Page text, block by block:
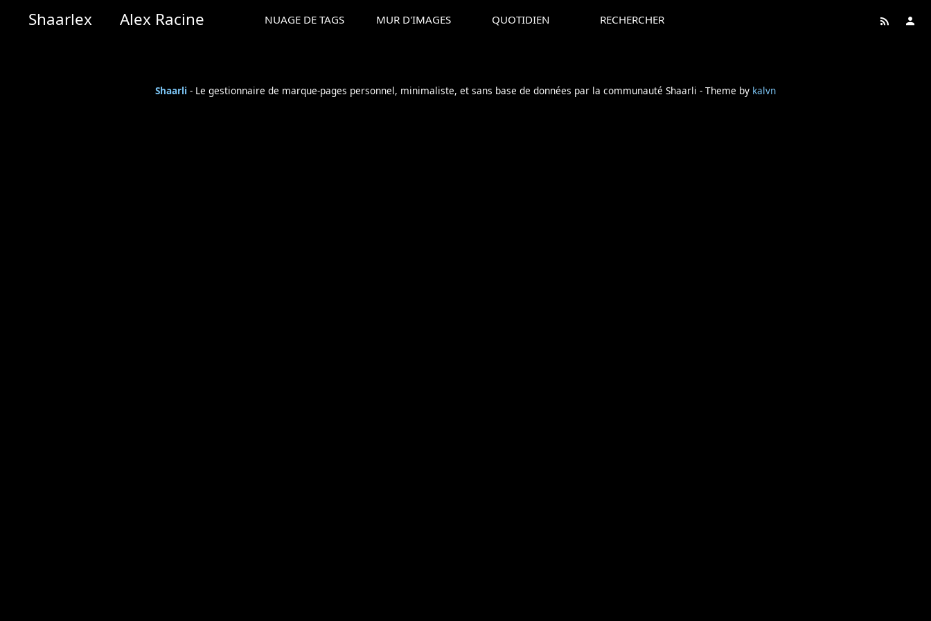
Shaarlex Alex Racine NUAGE DE TAGS MUR D'IMAGES QUOTIDIEN RECHERCHER
Shaarli - Le gestionnaire de marque-pages personnel, minimaliste, et sans base de données par la communauté Shaarli - Theme by kalvn